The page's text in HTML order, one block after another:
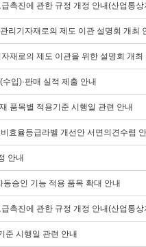
촉진에 관한 규정 개정 안내(산업통
리기자재로의 제도 이관 설명회 개최
재로의 제도 이관을 위한 설명회 개최
입)·판매 실적 제출 안내
품목별 적용기준 시행일 관련 안내
효율등급라벨 개선안 서면의견수렴
안내
승인 기능 적용 품목 확대 안내
촉진에 관한 규정 개정 안내(산업통
준 시행일 관련 안내